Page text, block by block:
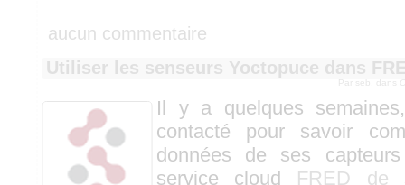
aucun commentaire
Utiliser les senseurs Yoctopuce dans
Par seb, dans
Il y a quelques
contacté pour savoir
données de ses
service cloud FRED de